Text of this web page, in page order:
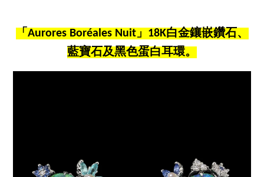
「Aurores Boréales Nuit」18K白金鑲嵌鑽石、
藍寶石及黑色蛋白耳環。